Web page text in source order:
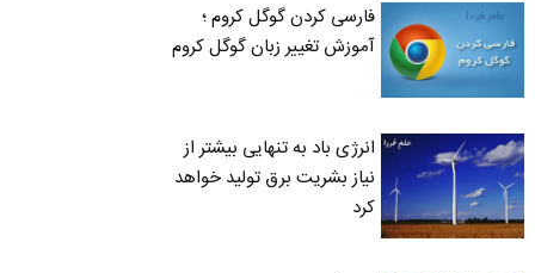
فارسی کردن گوگل کروم ؛
آموزش تغییر زبان گوگل کروم
انرژی باد به تنهایی بیشتر از
نیاز بشریت برق تولید خواهد
کرد